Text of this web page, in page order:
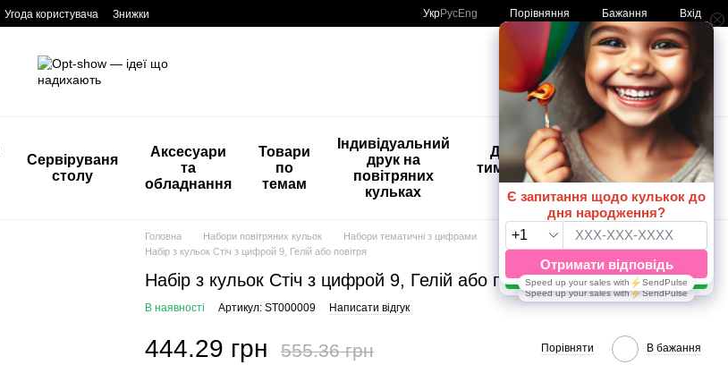
Угода користувача Знижки УкрРусEng Порівняння Бажання Вхід
Мій кошик
Сервіруваня
столу
Аксесуари
та
обладнання
Товари
по
темам
Індивідуальний
друк на
повітряних
кульках
Дитяче
тимчасове
тату
🚨🚨🚨
Розпродаж
Кульки з
друком😀
🎈
Головна Набори повітряних кульок Набори тематичні з цифрами
Набори тематичні з цифрами Стіч
Набір з кульок Стіч з цифрой 9, Гелій або повітря
Набір з кульок Стіч з цифрой 9, Гелій або повітря
В наявності Артикул: ST000009 Написати відгук
444.29 грн 555.36 грн Порівняти В бажання